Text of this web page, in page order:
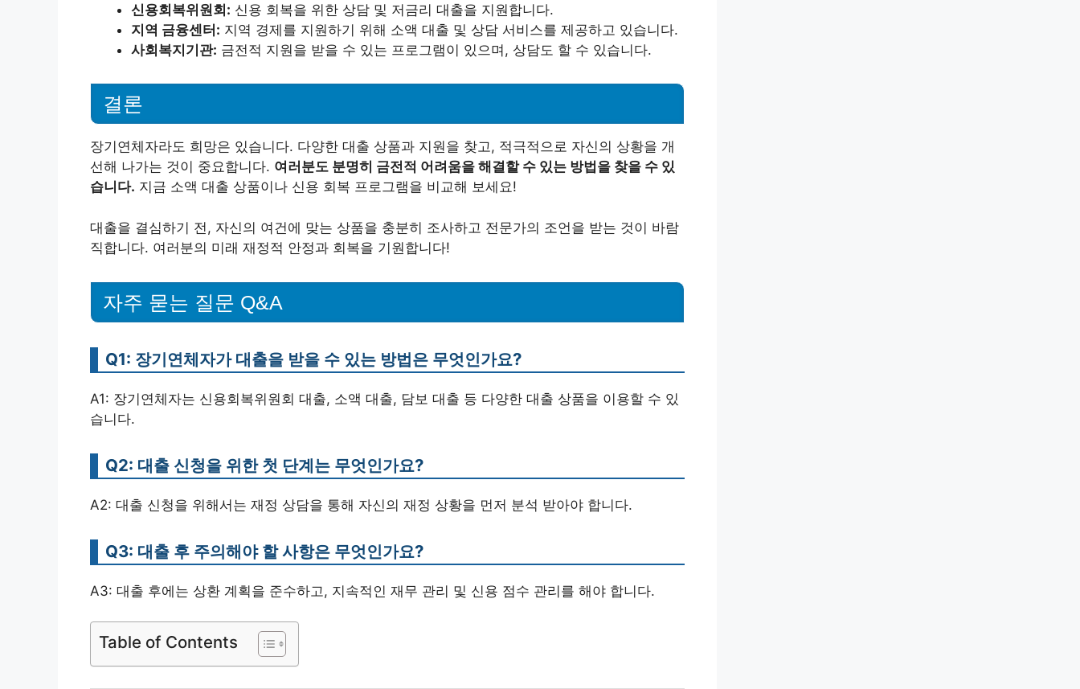
신용회복위원회: 신용 회복을 위한 상담 및 저금리 대출을 지원합니다.
지역 금융센터: 지역 경제를 지원하기 위해 소액 대출 및 상담 서비스를 제공하고 있습니다.
사회복지기관: 금전적 지원을 받을 수 있는 프로그램이 있으며, 상담도 할 수 있습니다.
결론
장기연체자라도 희망은 있습니다. 다양한 대출 상품과 지원을 찾고, 적극적으로 자신의 상황을 개
선해 나가는 것이 중요합니다. 여러분도 분명히 금전적 어려움을 해결할 수 있는 방법을 찾을 수 있
습니다. 지금 소액 대출 상품이나 신용 회복 프로그램을 비교해 보세요!
대출을 결심하기 전, 자신의 여건에 맞는 상품을 충분히 조사하고 전문가의 조언을 받는 것이 바람
직합니다. 여러분의 미래 재정적 안정과 회복을 기원합니다!
자주 묻는 질문 Q&A
Q1: 장기연체자가 대출을 받을 수 있는 방법은 무엇인가요?
A1: 장기연체자는 신용회복위원회 대출, 소액 대출, 담보 대출 등 다양한 대출 상품을 이용할 수 있
습니다.
Q2: 대출 신청을 위한 첫 단계는 무엇인가요?
A2: 대출 신청을 위해서는 재정 상담을 통해 자신의 재정 상황을 먼저 분석 받아야 합니다.
Q3: 대출 후 주의해야 할 사항은 무엇인가요?
A3: 대출 후에는 상환 계획을 준수하고, 지속적인 재무 관리 및 신용 점수 관리를 해야 합니다.
Table of Contents